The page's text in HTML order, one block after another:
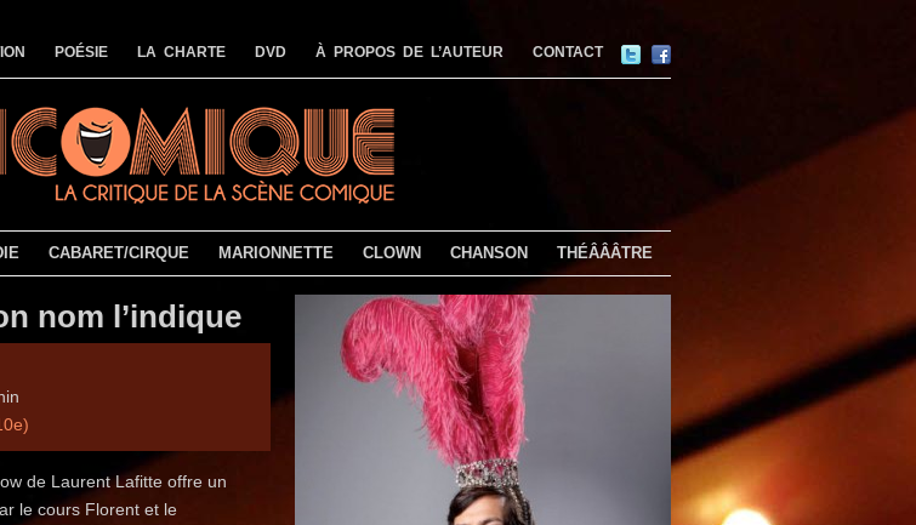
POÉSIE LA CHARTE DVD À PROPOS DE L’AUTEUR CONTACT
CABARET/CIRQUE MARIONNETTE CLOWN CHANSON THÉÂÂÂTRE
nom l’indique
de Laurent Lafitte offre un
le cours Florent et le